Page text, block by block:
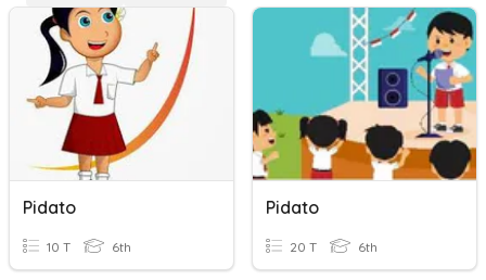
Pidato
10 T 6th
Pidato
20 T 6th